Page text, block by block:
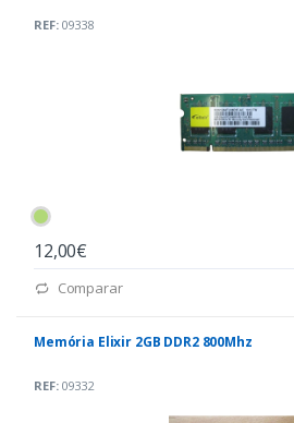
REF:09338
12,00€
Comparar
Memória Elixir 2GB DDR2 800Mhz
REF:09332